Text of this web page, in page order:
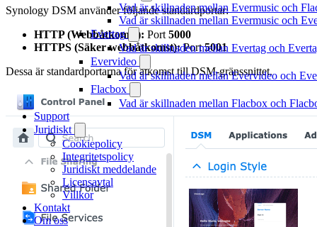
Vad är skillnaden mellan Evermusic och
Vad är skillnaden mellan Evermusic och
Evertag
Vad är skillnaden mellan Evertag och
Evervideo
Vad är skillnaden mellan Evervideo och
Flacbox
Vad är skillnaden mellan Flacbox och
Support
Juridiskt
Cookiepolicy
Integritetspolicy
Juridiskt meddelande
Licensavtal
Villkor
Kontakt
Om oss
Synology DSM använder följande standardportar:
HTTP (Webbåtkomst): Port 5000
HTTPS (Säker webbåtkomst):Port5001
Dessa är standardportarna för åtkomst till DSM-gränssnittet.